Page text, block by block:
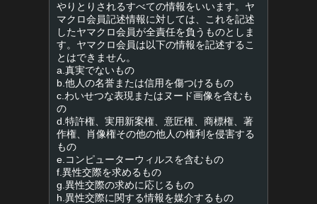
やりとりされるすべての情報をいいます。ヤ
マクロ会員記述情報に対しては、これを記述
したヤマクロ会員が全責任を負うものとしま
す。ヤマクロ会員は以下の情報を記述するこ
とはできません。
a.真実でないもの
b.他人の名誉または信用を傷つけるもの
c.わいせつな表現またはヌード画像を含むも
の
d.特許権、実用新案権、意匠権、商標権、著
作権、肖像権その他の他人の権利を侵害する
もの
e.コンピューターウィルスを含むもの
f.異性交際を求めるもの
g.異性交際の求めに応じるもの
h.異性交際に関する情報を媒介するもの